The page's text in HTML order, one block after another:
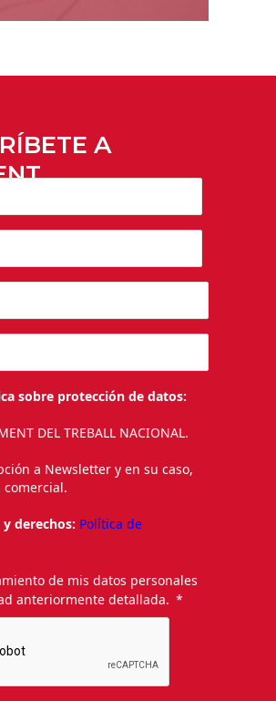
A
sobre protección de datos:
DEL TREBALL NACIONAL.
a Newsletter y en su caso,
derechos: Política de
de mis datos personales
anteriormente detallada.